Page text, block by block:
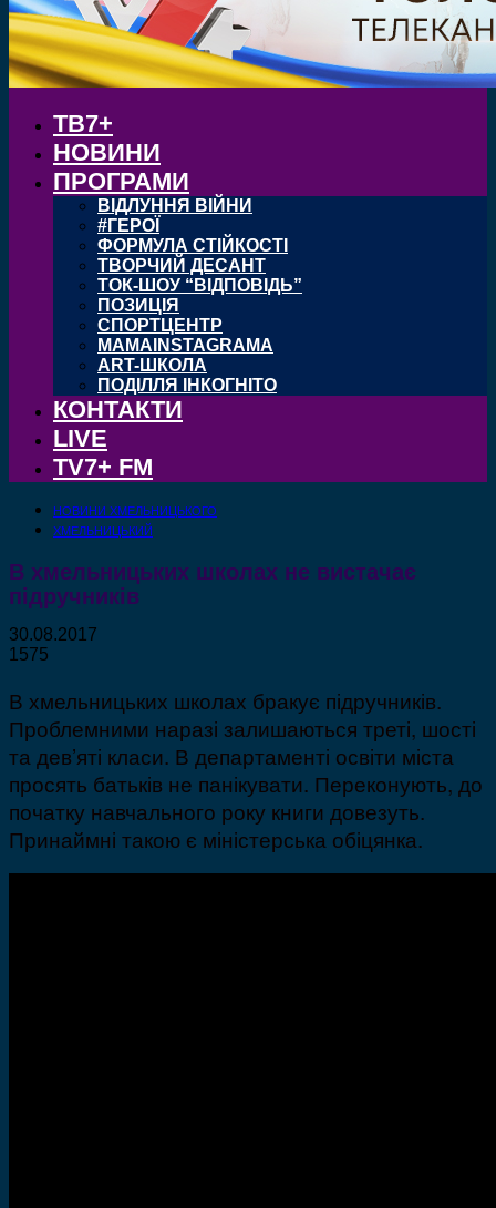
ТВ7+
НОВИНИ
ПРОГРАМИ
ВІДЛУННЯ ВІЙНИ
#ГЕРОЇ
ФОРМУЛА СТІЙКОСТІ
ТВОРЧИЙ ДЕСАНТ
ТОК-ШОУ “ВІДПОВІДЬ”
ПОЗИЦІЯ
СПОРТЦЕНТР
MAMAINSTAGRAMA
ART-ШКОЛА
ПОДІЛЛЯ ІНКОГНІТО
КОНТАКТИ
LIVE
TV7+ FM
НОВИНИ ХМЕЛЬНИЦЬКОГО
ХМЕЛЬНИЦЬКИЙ
В хмельницьких школах не вистачає
підручників
30.08.2017
1575
В хмельницьких школах бракує підручників.
Проблемними наразі залишаються треті, шості
та дев’яті класи. В департаменті освіти міста
просять батьків не панікувати. Переконують, до
початку навчального року книги довезуть.
Принаймні такою є міністерська обіцянка.